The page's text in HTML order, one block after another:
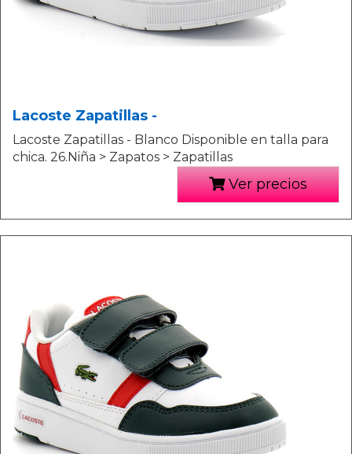
Lacoste Zapatillas -
Lacoste Zapatillas - Blanco Disponible en talla para
chica. 26.Niña > Zapatos > Zapatillas
Ver precios